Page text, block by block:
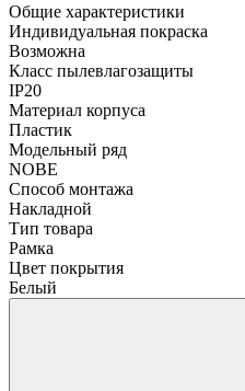
Общие характеристики
Индивидуальная покраска
Возможна
Класс пылевлагозащиты
IP20
Материал корпуса
Пластик
Модельный ряд
NOBE
Способ монтажа
Накладной
Тип товара
Рамка
Цвет покрытия
Белый